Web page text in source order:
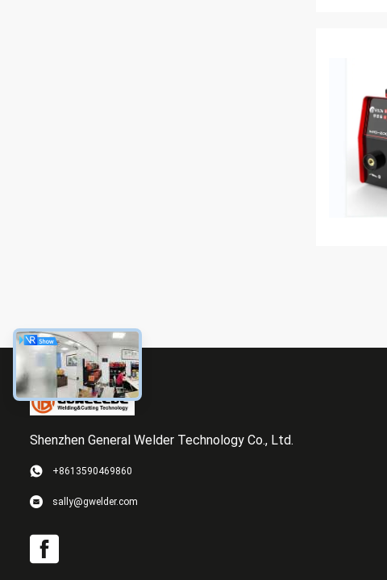
Shenzhen General Welder Technology Co., Ltd.
+8613590469860
sally@gwelder.com